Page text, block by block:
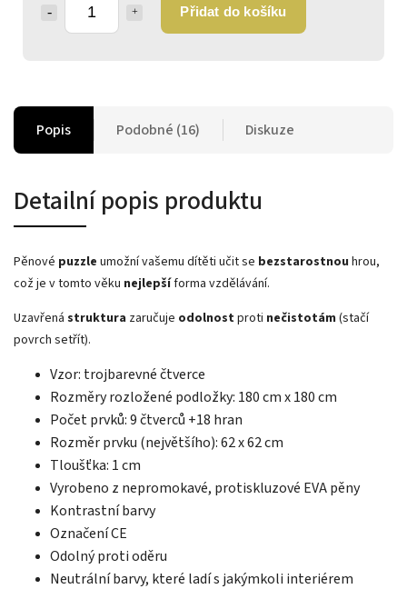
Přidat do košíku
Popis Podobné (16) Diskuze
Detailní popis produktu
Pěnové puzzle umožní vašemu dítěti učit se bezstarostnou hrou,
což je v tomto věku nejlepšíforma vzdělávání.
Uzavřená struktura zaručuje odolnostproti nečistotám (stačí
povrch setřít).
Vzor: trojbarevné čtverce
Rozměry rozložené podložky: 180 cm x 180 cm
Počet prvků: 9 čtverců +18 hran
Rozměr prvku (největšího): 62 x 62 cm
Tloušťka: 1 cm
Vyrobeno z nepromokavé, protiskluzové EVA pěny
Kontrastní barvy
Označení CE
Odolný proti oděru
Neutrální barvy, které ladí s jakýmkoli interiérem